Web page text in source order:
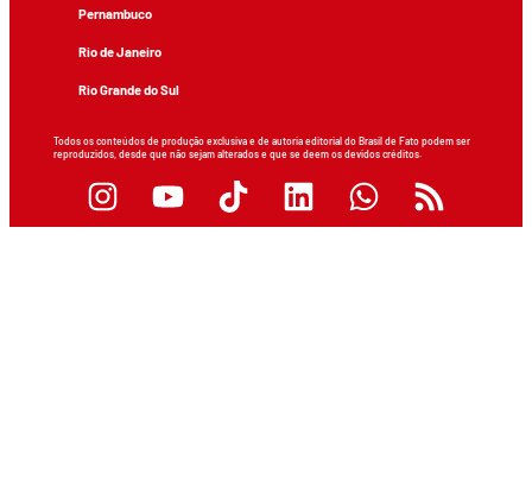
Pernambuco
Rio de Janeiro
Rio Grande do Sul
Todos os conteúdos de produção exclusiva e de autoria editorial do Brasil de Fato podem ser
reproduzidos, desde que não sejam alterados e que se deem os devidos créditos.